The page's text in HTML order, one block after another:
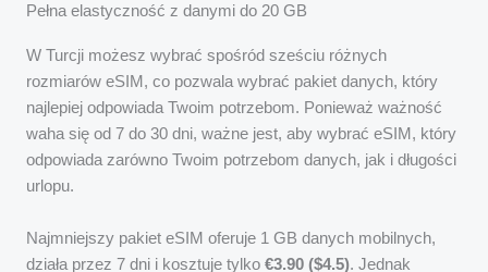
Pełna elastyczność z danymi do 20 GB
W Turcji możesz wybrać spośród sześciu różnych
rozmiarów eSIM, co pozwala wybrać pakiet danych, który
najlepiej odpowiada Twoim potrzebom. Ponieważ ważność
waha się od 7 do 30 dni, ważne jest, aby wybrać eSIM, który
odpowiada zarówno Twoim potrzebom danych, jak i długości
urlopu.
Najmniejszy pakiet eSIM oferuje 1 GB danych mobilnych,
działa przez 7 dni i kosztuje tylko €3.90 ($4.5). Jednak